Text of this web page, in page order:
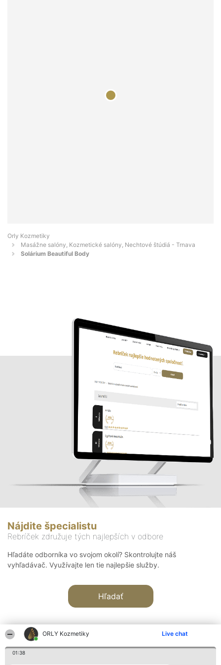
ORLY Kozmetiky Live chat
01:38
Orly Kozmetiky
Masážne salóny, Kozmetické salóny, Nechtové štúdiá - Trnava
Solárium Beautiful Body
Nájdite špecialistu
Rebríček združuje tých najlepších v odbore
Hľadáte odborníka vo svojom okolí? Skontrolujte náš
vyhľadávač. Využívajte len tie najlepšie služby.
Hľadať